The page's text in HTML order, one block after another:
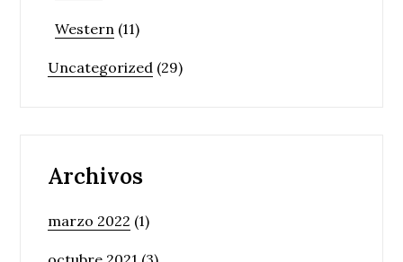
Western (11)
Uncategorized (29)
Archivos
marzo 2022 (1)